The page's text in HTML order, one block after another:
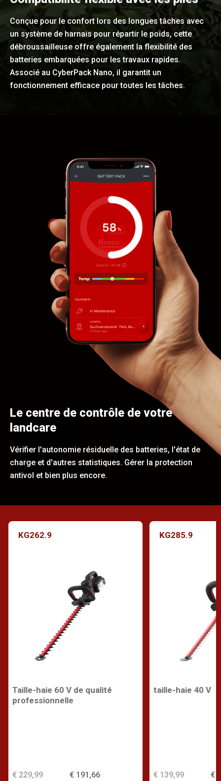
Conçue pour le confort lors des longues tâches avec
un système de harnais pour répartir le poids, cette
débroussailleuse offre également la flexibilité des
batteries embarquées pour les travaux rapides.
Associé au CyberPack Nano, il garantit un
fonctionnement efficace pour toutes les tâches.
Le centre de contrôle de votre
landcare
Vérifier l'autonomie résiduelle des batteries, l'état de
charge et d'autres statistiques. Gérer la protection
antivol et bien plus encore.
KG262.9
Taille-haie 60 V de qualité
professionnelle
€ 191,66
€ 229,99
KG285.9
taille-haie 40 V
€
€ 139,99